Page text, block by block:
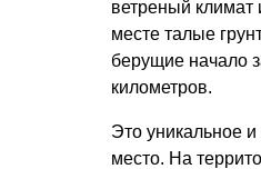
ветреный климат
месте талые
берущие начало
километров.
Это уникальное
место. На